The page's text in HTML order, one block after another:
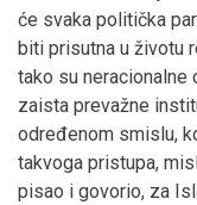
će svaka politička
biti prisutna u životu
tako su
zaista prevažne
određenom smislu,
takvoga pristupa,
pisao i govorio, za